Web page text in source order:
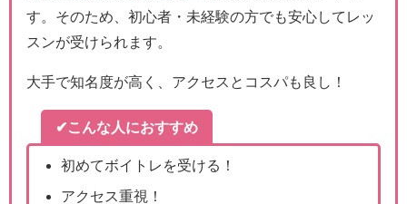
す。そのため、初心者・未経験の方でも安心してレッ
スンが受けられます。
大手で知名度が高く、アクセスとコスパも良し！
✔こんな人におすすめ
初めてボイトレを受ける！
アクセス重視！